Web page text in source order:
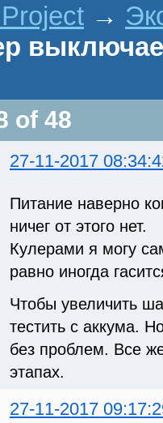
→
of 48
27-11-2017
Питание наверно
ничег от этого нет.
Кулерами я могу
равно иногда
Чтобы увеличить
тестить с аккума.
без проблем. Все
этапах.
27-11-2017